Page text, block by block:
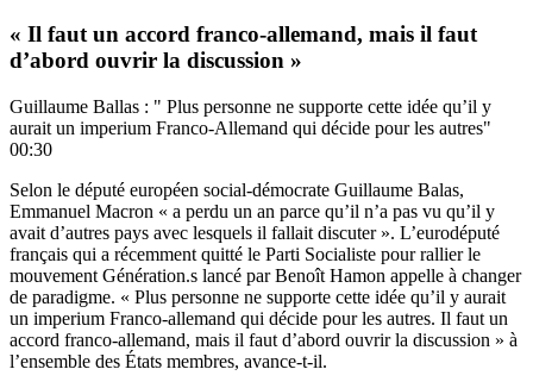
« Il faut un accord franco-allemand, mais il faut
d’abord ouvrir la discussion »
Guillaume Ballas : " Plus personne ne supporte cette idée qu’il y
aurait un imperium Franco-Allemand qui décide pour les autres"
00:30
Selon le député européen social-démocrate Guillaume Balas,
Emmanuel Macron « a perdu un an parce qu’il n’a pas vu qu’il y
avait d’autres pays avec lesquels il fallait discuter ». L’eurodéputé
français qui a récemment quitté le Parti Socialiste pour rallier le
mouvement Génération.s lancé par Benoît Hamon appelle à changer
de paradigme. « Plus personne ne supporte cette idée qu’il y aurait
un imperium Franco-allemand qui décide pour les autres. Il faut un
accord franco-allemand, mais il faut d’abord ouvrir la discussion » à
l’ensemble des États membres, avance-t-il.